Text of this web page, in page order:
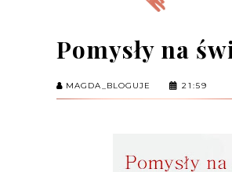
Pomysły na
MAGDA_BLOGUJE 21:59